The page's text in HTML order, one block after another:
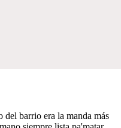
del barrio era la manda más